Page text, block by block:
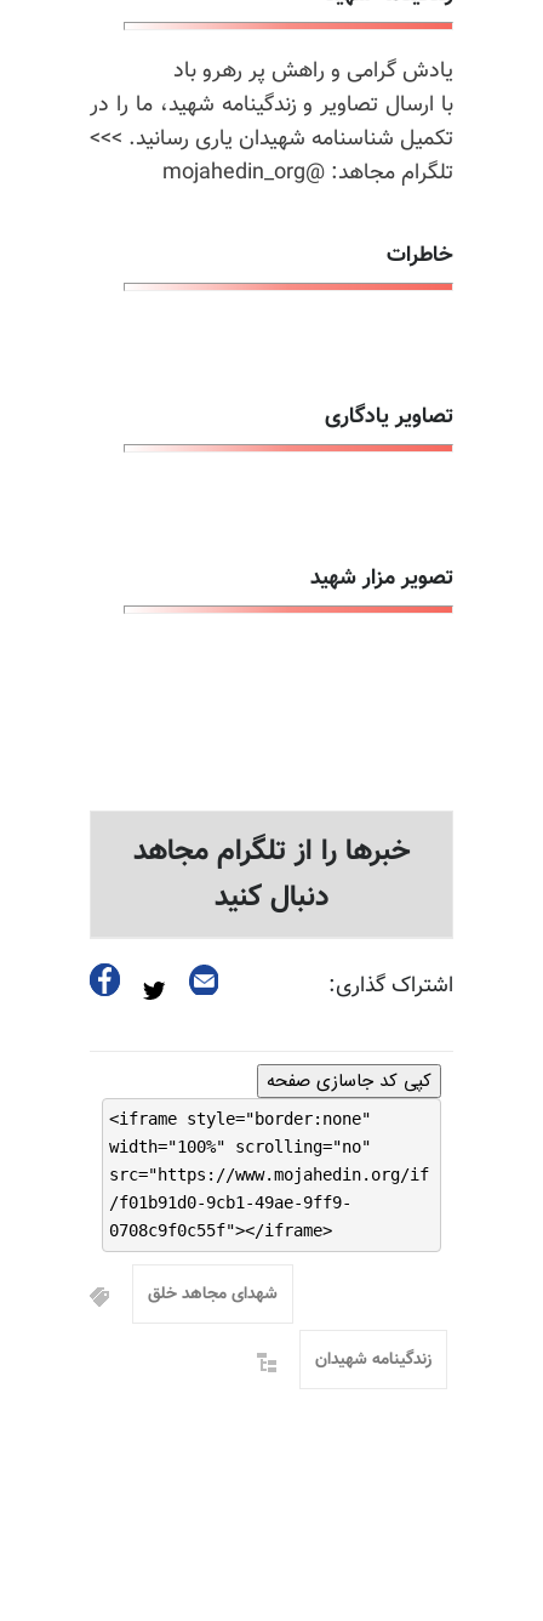
یادش گرامی و راهش پر رهرو باد
با ارسال تصاویر و زندگینامه شهید، ما را در
تکمیل شناسنامه شهیدان یاری رسانید. >>>
تلگرام مجاهد: @mojahedin_org
خاطرات
تصاویر یادگاری
تصویر مزار شهید
خبرها را از تلگرام مجاهد
دنبال کنید
اشتراک گذاری:
کپی کد جاسازی صفحه
<iframe style="border:none"
width="100%" scrolling="no"
src="https://www.mojahedin.org/if
/f01b91d0-9cb1-49ae-9ff9-
0708c9f0c55f"></iframe>
شهدای مجاهد خلق
زندگینامه شهیدان